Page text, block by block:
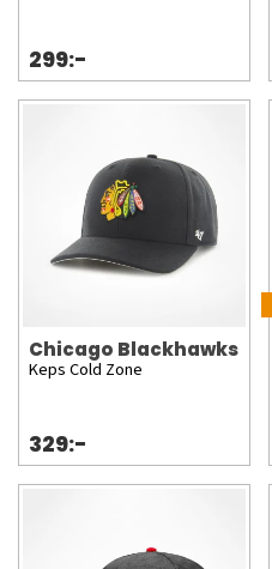
299:-
Chicago Blackhawks
Keps Cold Zone
329:-